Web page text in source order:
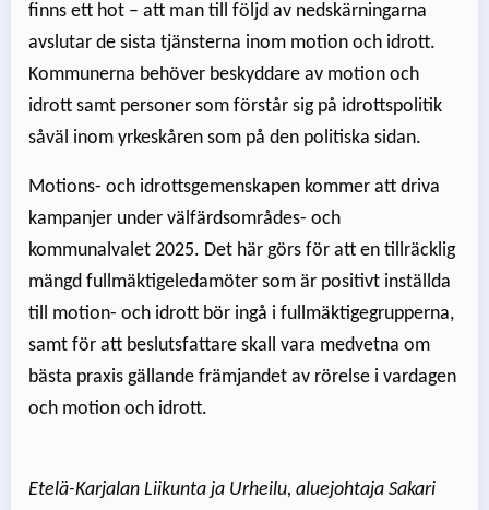
finns ett hot – att man till följd av nedskärningarna
avslutar de sista tjänsterna inom motion och idrott.
Kommunerna behöver beskyddare av motion och
idrott samt personer som förstår sig på idrottspolitik
såväl inom yrkeskåren som på den politiska sidan.
Motions- och idrottsgemenskapen kommer att driva
kampanjer under välfärdsområdes- och
kommunalvalet 2025. Det här görs för att en tillräcklig
mängd fullmäktigeledamöter som är positivt inställda
till motion- och idrott bör ingå i fullmäktigegrupperna,
samt för att beslutsfattare skall vara medvetna om
bästa praxis gällande främjandet av rörelse i vardagen
och motion och idrott.
Etelä-Karjalan Liikunta ja Urheilu, aluejohtaja Sakari